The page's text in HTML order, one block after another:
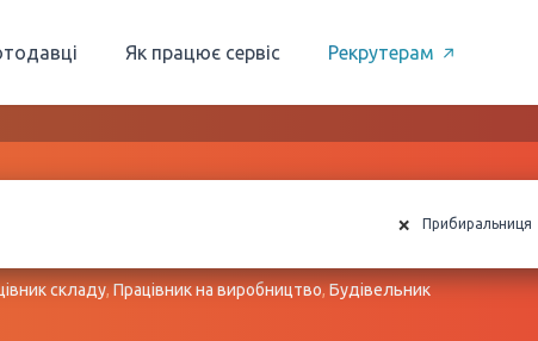
Як працює сервіс Рекрутерам
× Прибиральниця
складу,Працівник на виробництво,Будівельник